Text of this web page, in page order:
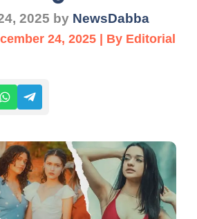
2025 by NewsDabba
24, 2025 | By Editorial